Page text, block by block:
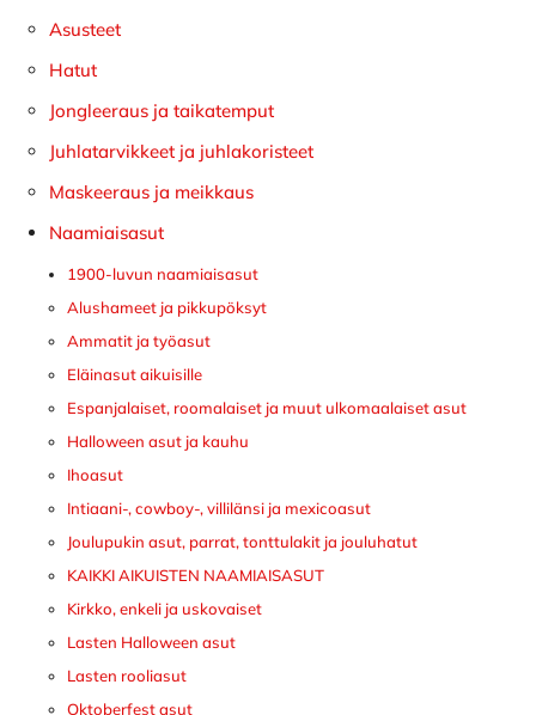
sivupalkki
Asusteet
Hatut
Jongleeraus ja taikatemput
Juhlatarvikkeet ja juhlakoristeet
Maskeeraus ja meikkaus
Naamiaisasut
1900-luvun naamiaisasut
Alushameet ja pikkupöksyt
Ammatit ja työasut
Eläinasut aikuisille
Espanjalaiset, roomalaiset ja muut ulkomaalaiset asut
Halloween asut ja kauhu
Ihoasut
Intiaani-, cowboy-, villilänsi ja mexicoasut
Joulupukin asut, parrat, tonttulakit ja jouluhatut
KAIKKI AIKUISTEN NAAMIAISASUT
Kirkko, enkeli ja uskovaiset
Lasten Halloween asut
Lasten rooliasut
Oktoberfest asut